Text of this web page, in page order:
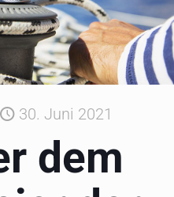
30. Juni 2021
dem